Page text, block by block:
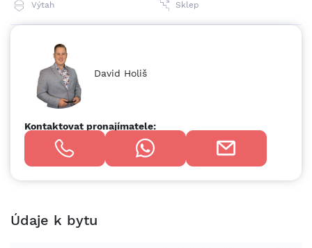
Výtah Sklep
David Holiš
Kontaktovat pronajímatele:
Údaje k bytu